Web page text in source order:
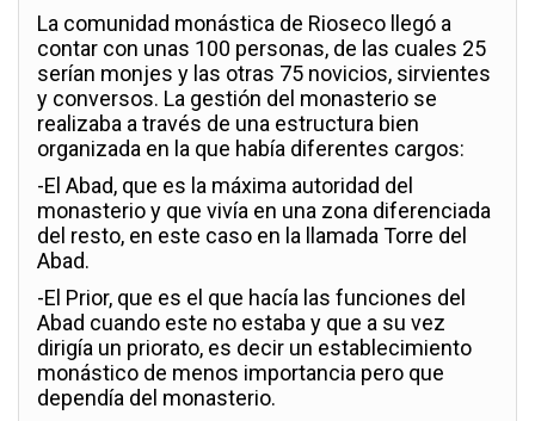
La comunidad monástica de Rioseco llegó a
contar con unas 100 personas, de las cuales 25
serían monjes y las otras 75 novicios, sirvientes
y conversos. La gestión del monasterio se
realizaba a través de una estructura bien
organizada en la que había diferentes cargos:
-El Abad, que es la máxima autoridad del
monasterio y que vivía en una zona diferenciada
del resto, en este caso en la llamada Torre del
Abad.
-El Prior, que es el que hacía las funciones del
Abad cuando este no estaba y que a su vez
dirigía un priorato, es decir un establecimiento
monástico de menos importancia pero que
dependía del monasterio.